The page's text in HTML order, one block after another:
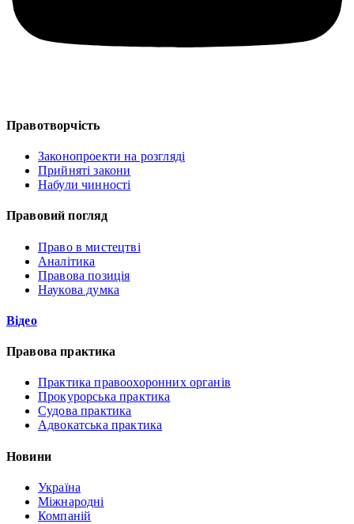
Правотворчість
Законопроекти на розгляді
Прийняті закони
Набули чинності
Правовий погляд
Право в мистецтві
Аналітика
Правова позиція
Наукова думка
Відео
Правова практика
Практика правоохоронних органів
Прокурорська практика
Судова практика
Адвокатська практика
Новини
Україна
Міжнародні
Компаній